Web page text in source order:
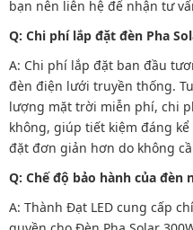
bạn nên liên hệ để nhận tư
Q: Chi phí lắp đặt đèn Pha
A: Chi phí lắp đặt ban đầu
đèn điện lưới truyền thống.
lượng mặt trời miễn phí, chi
không, giúp tiết kiệm đáng
đặt đơn giản hơn do không
Q: Chế độ bảo hành của đèn
A: Thành Đạt LED cung cấp